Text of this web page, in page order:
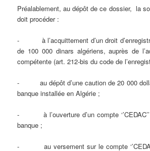
Préalablement, au dépôt de ce dossier, la
doit procéder :
- à l’acquittement d’un droit
de 100 000 dinars algériens, auprès de
compétente (art. 212-bis du code de
- au dépôt d’une caution de 20 000
banque installée en Algérie ;
- à l’ouverture d’un compte
banque ;
- au versement sur le compte